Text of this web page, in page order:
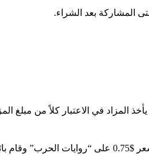
المشاركة بعد الشراء.
المزاد في الاعتبار كلاً من مبلغ
قد يستهدف عدة بائعين نفس الكلمات المفتاحية. يشرح دليل المؤلف للمنتجات الدعائية أنه إذا قام أحد البائعين بتقديم